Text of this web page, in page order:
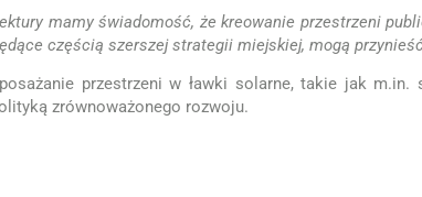
mamy świadomość, że kreowanie przestrzeni
częścią szerszej strategii miejskiej, mogą
przestrzeni w ławki solarne, takie jak
zrównoważonego rozwoju.